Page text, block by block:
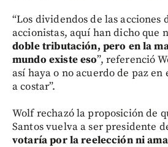
“Los dividendos de las acciones
accionistas, aquí han dicho que
doble tributación, pero en la
mundo existe eso”, referenció
así haya o no acuerdo de paz en
a costar”.
Wolf rechazó la proposición de
Santos vuelva a ser presidente
votaría por la reelección ni